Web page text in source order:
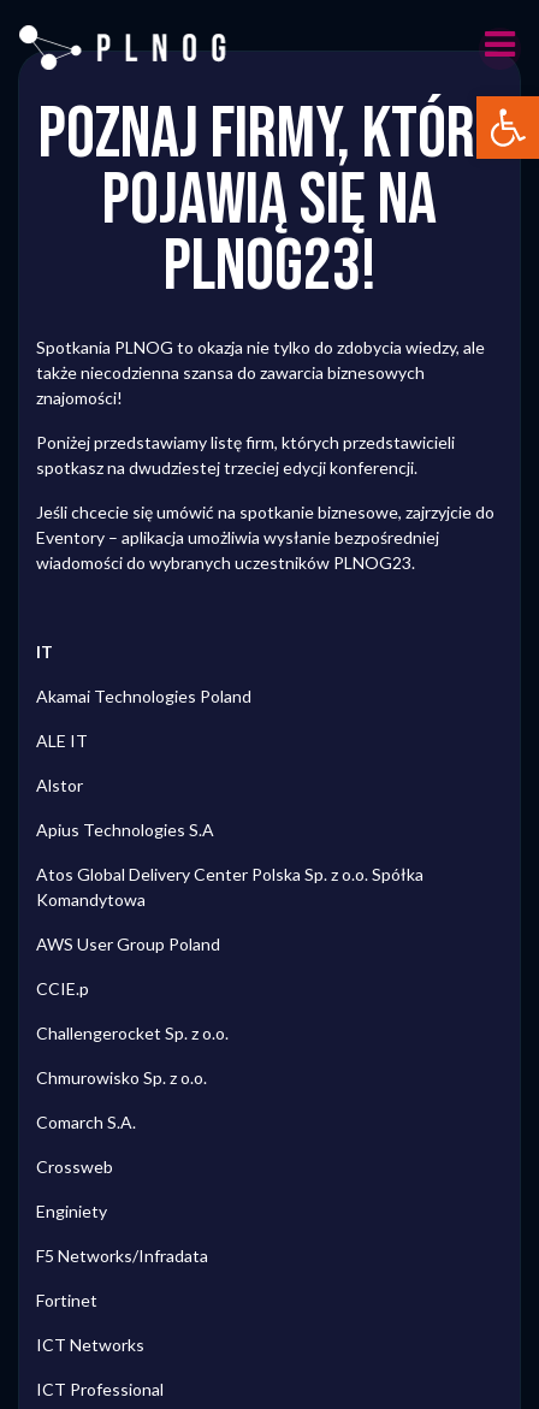
POZNAJ FIRMY, KTÓRE
POJAWIĄ SIĘ NA
PLNOG23!
Spotkania PLNOG to okazja nie tylko do zdobycia wiedzy, ale
także niecodzienna szansa do zawarcia biznesowych
znajomości!
Poniżej przedstawiamy listę firm, których przedstawicieli
spotkasz na dwudziestej trzeciej edycji konferencji.
Jeśli chcecie się umówić na spotkanie biznesowe, zajrzyjcie do
Eventory – aplikacja umożliwia wysłanie bezpośredniej
wiadomości do wybranych uczestników PLNOG23.
IT
Akamai Technologies Poland
ALE IT
Alstor
Apius Technologies S.A
Atos Global Delivery Center Polska Sp. z o.o. Spółka
Komandytowa
AWS User Group Poland
CCIE.p
Challengerocket Sp. z o.o.
Chmurowisko Sp. z o.o.
Comarch S.A.
Crossweb
Enginiety
F5 Networks/Infradata
Fortinet
ICT Networks
ICT Professional